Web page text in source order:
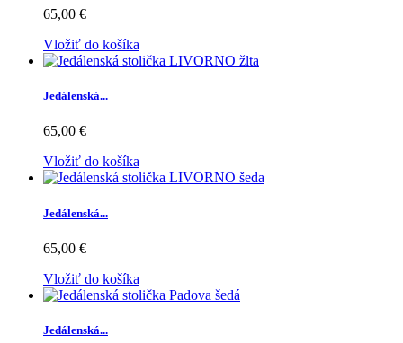
65,00 €
Vložiť do košíka
Jedálenská...
65,00 €
Vložiť do košíka
Jedálenská...
65,00 €
Vložiť do košíka
Jedálenská...